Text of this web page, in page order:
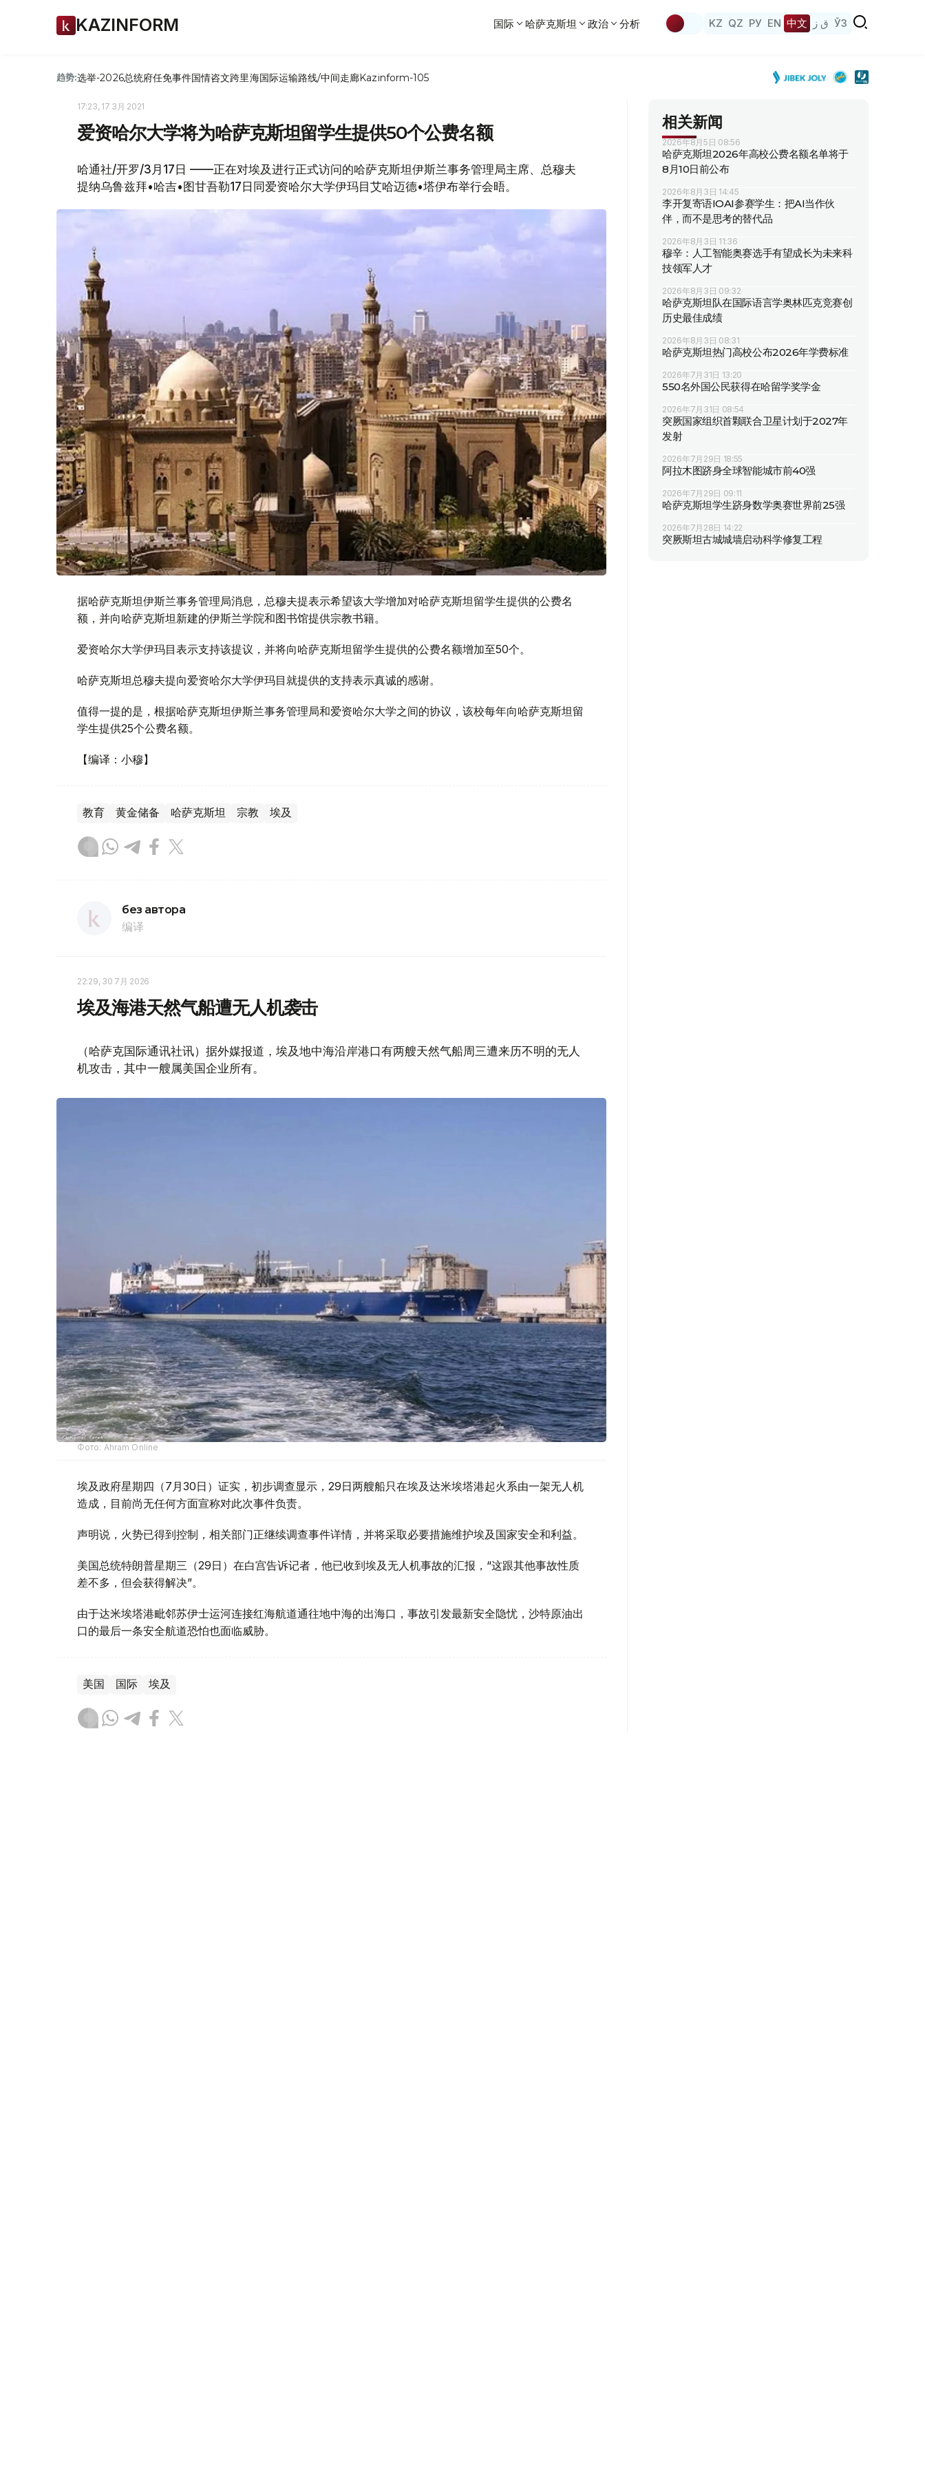
KAZINFORM 国际 哈萨克斯坦 政治 分析 KZ QZ РУ EN 中文 ق ز ЎЗ
趋势:选举-2026总统府任免事件国情咨文跨里海国际运输路线/中间走廊Kazinform-105
17:23, 17 3月 2021
爱资哈尔大学将为哈萨克斯坦留学生提供50个公费名额
哈通社/开罗/3月17日 ——正在对埃及进行正式访问的哈萨克斯坦伊斯兰事务管理局主席、总穆夫
提纳乌鲁兹拜•哈吉•图甘吾勒17日同爱资哈尔大学伊玛目艾哈迈德•塔伊布举行会晤。
据哈萨克斯坦伊斯兰事务管理局消息，总穆夫提表示希望该大学增加对哈萨克斯坦留学生提供的公费名
额，并向哈萨克斯坦新建的伊斯兰学院和图书馆提供宗教书籍。
爱资哈尔大学伊玛目表示支持该提议，并将向哈萨克斯坦留学生提供的公费名额增加至50个。
哈萨克斯坦总穆夫提向爱资哈尔大学伊玛目就提供的支持表示真诚的感谢。
值得一提的是，根据哈萨克斯坦伊斯兰事务管理局和爱资哈尔大学之间的协议，该校每年向哈萨克斯坦留
学生提供25个公费名额。
【编译：小穆】
教育 黄金储备 哈萨克斯坦 宗教 埃及
без автора
编译
22:29, 30 7月 2026
埃及海港天然气船遭无人机袭击
（哈萨克国际通讯社讯）据外媒报道，埃及地中海沿岸港口有两艘天然气船周三遭来历不明的无人
机攻击，其中一艘属美国企业所有。
Фото: Ahram Online
埃及政府星期四（7月30日）证实，初步调查显示，29日两艘船只在埃及达米埃塔港起火系由一架无人机
造成，目前尚无任何方面宣称对此次事件负责。
声明说，火势已得到控制，相关部门正继续调查事件详情，并将采取必要措施维护埃及国家安全和利益。
美国总统特朗普星期三（29日）在白宫告诉记者，他已收到埃及无人机事故的汇报，“这跟其他事故性质
差不多，但会获得解决”。
由于达米埃塔港毗邻苏伊士运河连接红海航道通往地中海的出海口，事故引发最新安全隐忧，沙特原油出
口的最后一条安全航道恐怕也面临威胁。
美国 国际 埃及
相关新闻
2026年8月5日 08:56
哈萨克斯坦2026年高校公费名额名单将于
8月10日前公布
2026年8月3日 14:45
李开复寄语IOAI参赛学生：把AI当作伙
伴，而不是思考的替代品
2026年8月3日 11:36
穆辛：人工智能奥赛选手有望成长为未来科
技领军人才
2026年8月3日 09:32
哈萨克斯坦队在国际语言学奥林匹克竞赛创
历史最佳成绩
2026年8月3日 08:31
哈萨克斯坦热门高校公布2026年学费标准
2026年7月31日 13:20
550名外国公民获得在哈留学奖学金
2026年7月31日 08:54
突厥国家组织首颗联合卫星计划于2027年
发射
2026年7月29日 18:55
阿拉木图跻身全球智能城市前40强
2026年7月29日 09:11
哈萨克斯坦学生跻身数学奥赛世界前25强
2026年7月28日 14:22
突厥斯坦古城城墙启动科学修复工程